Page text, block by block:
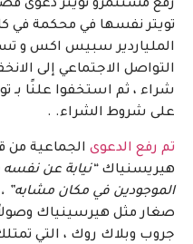
رفع مستثمرو تويتر دعوى
تويتر نفسها في محكمة في
الملياردير سبيس اكس و
التواصل الاجتماعي إلى
شراء ، ثم استخفوا علنًا بـ
على شروط الشراء. .
تم رفع الدعوى الجماعية من
هيريسنياك“نيابة عن
الموجودين في مكان مشابه” ،
صغار مثل هيرسينياك وصولاً